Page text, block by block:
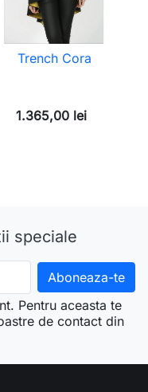
Trench Cora
1.365,00 lei
speciale
Pentru aceasta te
de contact din